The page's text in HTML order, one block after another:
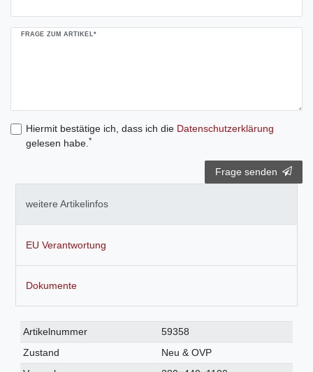
FRAGE ZUM ARTIKEL*
Hiermit bestätige ich, dass ich die Daten­schutz­erklärung
gelesen habe. *
Frage senden
weitere Artikelinfos
EU Verantwortung
Dokumente
Technisches
Merkmal
Wert
Artikelnummer
59358
Zustand
Neu & OVP